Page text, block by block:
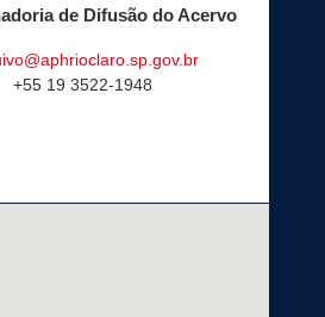
de Difusão do Acervo
+55 19 3522-1948